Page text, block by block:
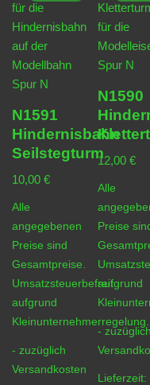
N1591
Hindernisbahn
Seilstegturm
10,00 €
Alle
angegebenen
Preise sind
Gesamtpreise.
Umsatzsteuerbefreit
aufgrund
Kleinunternehmerregelung.
- zuzüglich
Versandkosten
N1590
12,00€
Alle
Preise
aufgrund
- zuzüglich
Lieferzeit: